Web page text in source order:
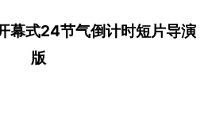
幕式24节气倒计时短片导演
版